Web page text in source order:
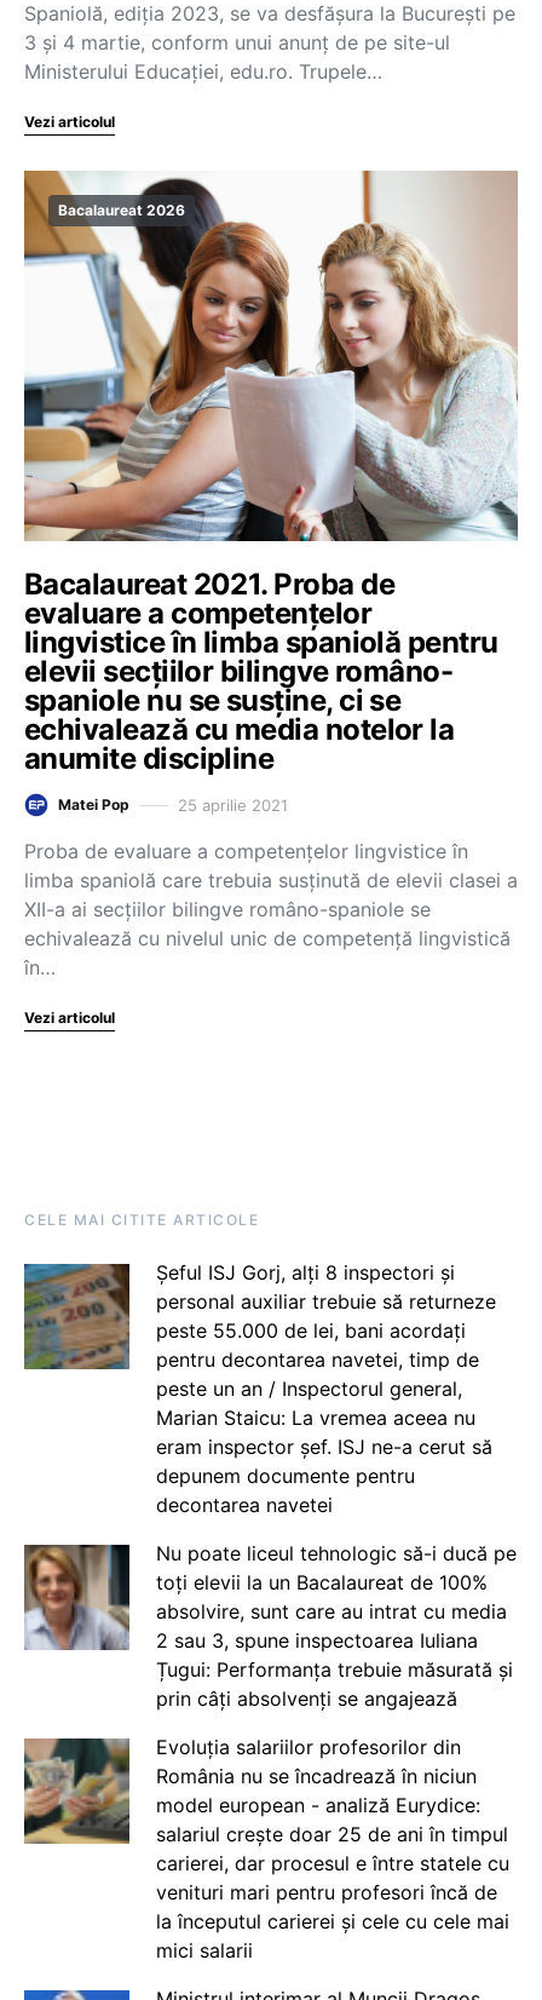
Spaniolă, ediția 2023, se va desfășura la București pe
3 și 4 martie, conform unui anunț de pe site-ul
Ministerului Educației, edu.ro. Trupele…
Vezi articolul
Bacalaureat 2026
Bacalaureat 2021. Proba de
evaluare a competențelor
lingvistice în limba spaniolă pentru
elevii secțiilor bilingve româno-
spaniole nu se susține, ci se
echivalează cu media notelor la
anumite discipline
Matei Pop 25 aprilie 2021
Proba de evaluare a competențelor lingvistice în
limba spaniolă care trebuia susținută de elevii clasei a
XII-a ai secțiilor bilingve româno-spaniole se
echivalează cu nivelul unic de competență lingvistică
în…
Vezi articolul
CELE MAI CITITE ARTICOLE
Șeful ISJ Gorj, alți 8 inspectori și
personal auxiliar trebuie să returneze
peste 55.000 de lei, bani acordați
pentru decontarea navetei, timp de
peste un an / Inspectorul general,
Marian Staicu: La vremea aceea nu
eram inspector șef. ISJ ne-a cerut să
depunem documente pentru
decontarea navetei
Nu poate liceul tehnologic să-i ducă pe
toți elevii la un Bacalaureat de 100%
absolvire, sunt care au intrat cu media
2 sau 3, spune inspectoarea Iuliana
Țugui: Performanța trebuie măsurată și
prin câți absolvenți se angajează
Evoluția salariilor profesorilor din
România nu se încadrează în niciun
model european - analiză Eurydice:
salariul crește doar 25 de ani în timpul
carierei, dar procesul e între statele cu
venituri mari pentru profesori încă de
la începutul carierei și cele cu cele mai
mici salarii